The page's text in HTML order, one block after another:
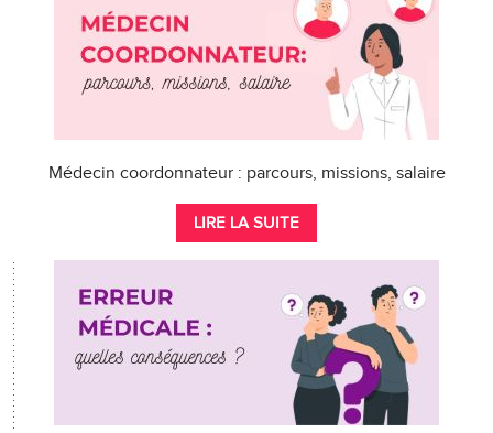
Médecin coordonnateur : parcours, missions, salaire
LIRE LA SUITE